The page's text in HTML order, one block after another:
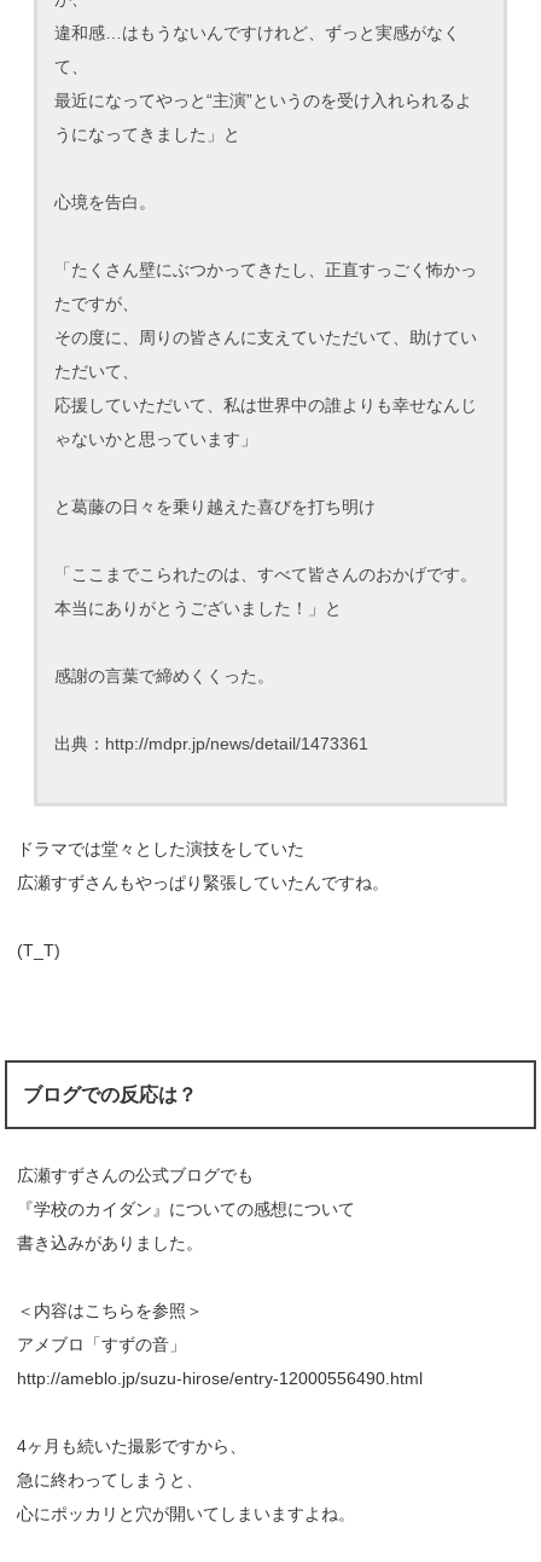
違和感…はもうないんですけれど、ずっと実感がなく
て、
最近になってやっと“主演”というのを受け入れられるよ
うになってきました」と
心境を告白。
「たくさん壁にぶつかってきたし、正直すっごく怖かっ
たですが、
その度に、周りの皆さんに支えていただいて、助けてい
ただいて、
応援していただいて、私は世界中の誰よりも幸せなんじ
ゃないかと思っています」
と葛藤の日々を乗り越えた喜びを打ち明け
「ここまでこられたのは、すべて皆さんのおかげです。
本当にありがとうございました！」と
感謝の言葉で締めくくった。
出典：http://mdpr.jp/news/detail/1473361
ドラマでは堂々とした演技をしていた
広瀬すずさんもやっぱり緊張していたんですね。
(T_T)
ブログでの反応は？
広瀬すずさんの公式ブログでも
『学校のカイダン』についての感想について
書き込みがありました。
＜内容はこちらを参照＞
アメブロ「すずの音」
http://ameblo.jp/suzu-hirose/entry-12000556490.html
4ヶ月も続いた撮影ですから、
急に終わってしまうと、
心にポッカリと穴が開いてしまいますよね。